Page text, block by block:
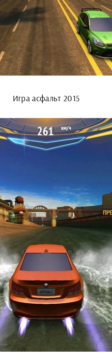
Игра асфальт 2015